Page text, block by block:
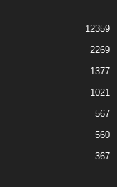
12359
2269
1377
1021
567
560
367